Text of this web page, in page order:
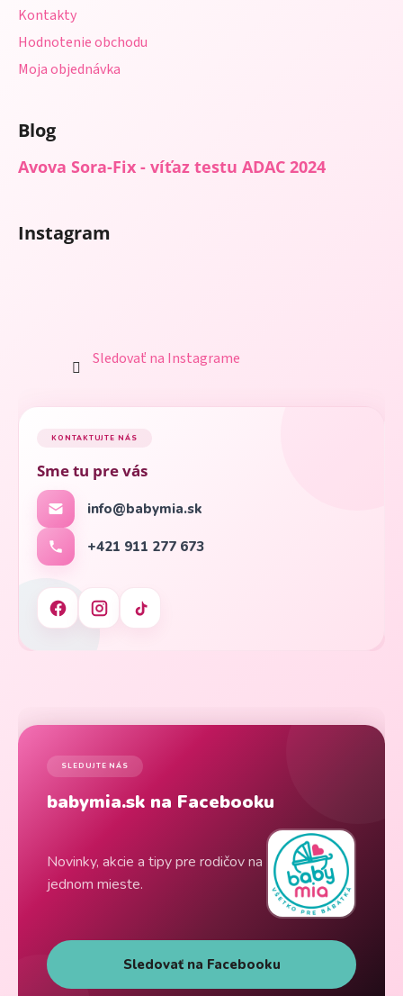
Kontakty
Hodnotenie obchodu
Moja objednávka
Blog
Avova Sora-Fix - víťaz testu ADAC 2024
Instagram
Sledovať na Instagrame
KONTAKTUJTE NÁS
Sme tu pre vás
info@babymia.sk
+421 911 277 673
SLEDUJTE NÁS
babymia.sk na Facebooku
Novinky, akcie a tipy pre rodičov na
jednom mieste.
Sledovať na Facebooku